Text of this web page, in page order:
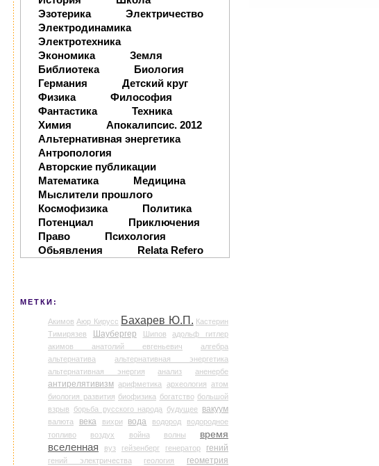
Эзотерика
Электричество
Электродинамика
Электротехника
Экономика
Земля
Библиотека
Биология
Германия
Детский круг
Физика
Философия
Фантастика
Техника
Химия
Апокалипсис. 2012
Альтернативная энергетика
Антропология
Авторские публикации
Математика
Медицина
Мыслители прошлого
Космофизика
Политика
Потенциал
Приключения
Право
Психология
Обьявления
Relata Refero
МЕТКИ:
Акимов Аюр Кирусс Бахарев Ю.П. Кастерин
Тимирязев
Шаубергер Шипов
адольф гитлер
акимов анатолий евгеньевич
алгебра
альтернатива
альтернативная энергетика
альтернативная энергия
анализ аненербе
антирелятивизм арифметика археология атом
биология развития биофизика богатство большой
взрыв
борьба русского народа будущее вакуум
валюта века вихри вода водород
водородное
топливо
воздух война волны
время
вселенная
вуз гейзенберг генератор гений
гений электричества геология
геометрия